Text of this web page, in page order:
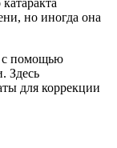
но иногда она
с помощью
Здесь
для коррекции